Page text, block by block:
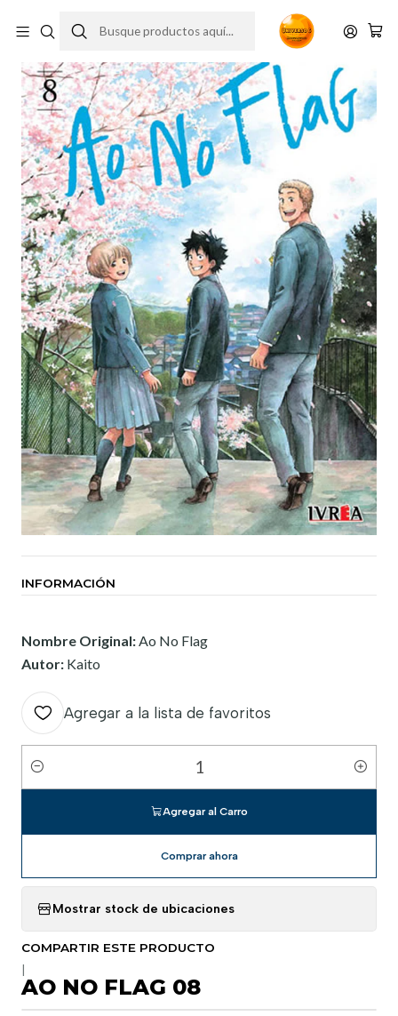
INFORMACIÓN
Nombre Original: Ao No Flag
Autor: Kaito
Agregar a la lista de favoritos
Cantidad
Agregar al Carro
Comprar ahora
Mostrar stock de ubicaciones
COMPARTIR ESTE PRODUCTO
AO NO FLAG 08